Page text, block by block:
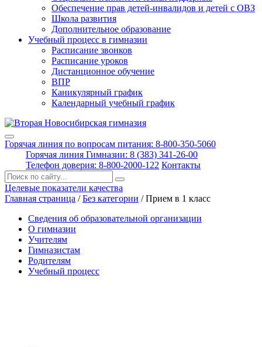
Обеспечение прав детей-инвалидов и детей с ОВЗ
Школа развития
Дополнительное образование
Учебный процесс в гимназии
Расписание звонков
Расписание уроков
Дистанционное обучение
ВПР
Каникулярный график
Календарный учебный график
Горячая линия по вопросам питания: 8-800-350-5060
Горячая линия Гимназии: 8 (383) 341-26-00
Телефон доверия: 8-800-2000-122 Контакты
Поиск:
Целевые показатели качества
Главная страница /Без категории /Прием в 1 класс
Сведения об образовательной организации
О гимназии
Учителям
Гимназистам
Родителям
Учебный процесс